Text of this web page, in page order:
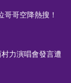
哥空降熱搜！
力演唱會發言遭